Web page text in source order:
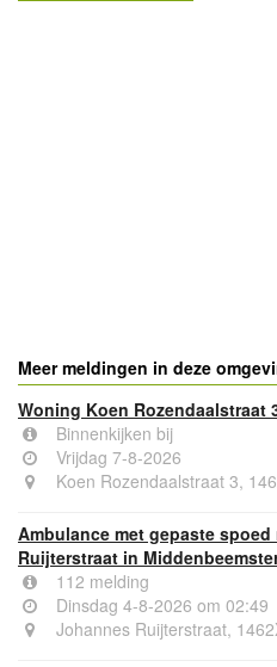
Meer meldingen in deze
Woning Koen Rozendaalstraat
Binnenkijken bij
Vrijdag 7-8-2026
Koen Rozendaalstraat 3,
Ambulance met gepaste
Ruijterstraat in
112 melding
Dinsdag 4-8-2026 om 02:49
Johannes Ruijterstraat,